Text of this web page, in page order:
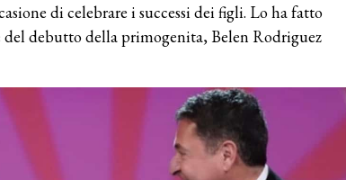
di celebrare i successi dei figli. Lo ha fatto
del debutto della primogenita, Belen Rodriguez